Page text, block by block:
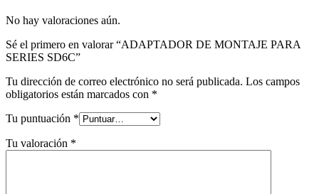
No hay valoraciones aún.
Sé el primero en valorar “ADAPTADOR DE MONTAJE PARA
SERIES SD6C”
Tu dirección de correo electrónico no será publicada. Los campos
obligatorios están marcados con *
Tu puntuación *
Tu valoración *